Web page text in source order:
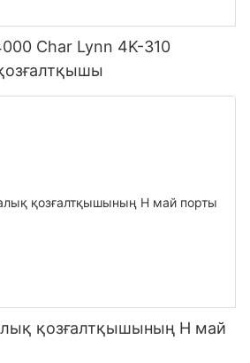
Char Lynn 4K-310
қозғалтқышының H май